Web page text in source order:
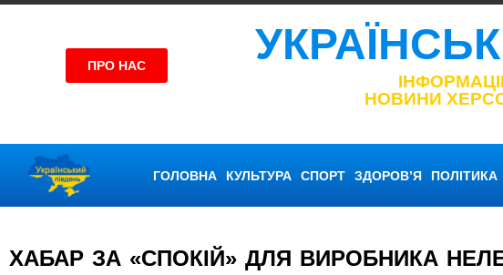
ПРО НАС
НОВИНИ
ГОЛОВНА КУЛЬТУРА СПОРТ ЗДОРОВ’Я ПОЛІТИКА
ХАБАР ЗА «СПОКІЙ» ДЛЯ ВИРОБНИКА